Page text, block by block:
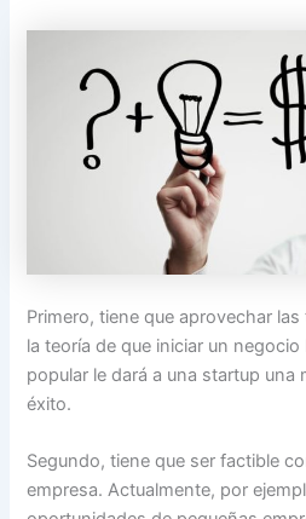
Primero, tiene que aprovechar
la teoría de que iniciar un
popular le dará a una startup una
éxito.
Segundo, tiene que ser factible
empresa. Actualmente, por